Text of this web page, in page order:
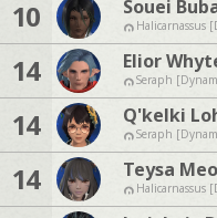
10 Souei
Halicarnassus
14 Elior
Seraph
14 Q'kelki
Seraph
14 Teysa
Halicarnassus